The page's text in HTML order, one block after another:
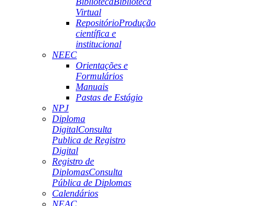
Virtual
RepositórioProdução
científica e
institucional
NEEC
Orientações e
Formulários
Manuais
Pastas de Estágio
NPJ
Diploma
DigitalConsulta
Publica de Registro
Digital
Registro de
DiplomasConsulta
Pública de Diplomas
Calendários
NEAC